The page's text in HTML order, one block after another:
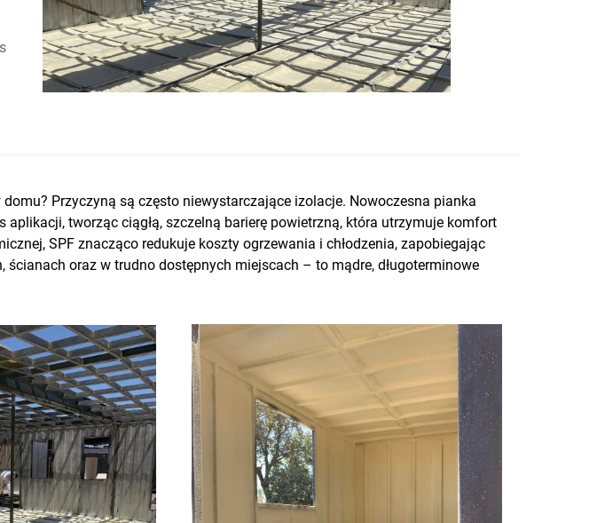
Przyczyną są często niewystarczające izolacje. Nowoczesna pianka
tworząc ciągłą, szczelną barierę powietrzną, która utrzymuje komfort
SPF znacząco redukuje koszty ogrzewania i chłodzenia, zapobiegając
oraz w trudno dostępnych miejscach – to mądre, długoterminowe